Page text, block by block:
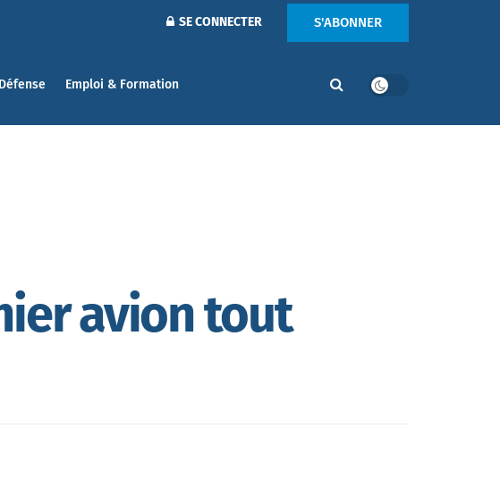
SE CONNECTER S'ABONNER
Défense Emploi & Formation
avion tout